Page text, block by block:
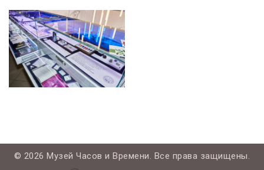
© 2026 Музей Часов и Времени. Все права защищены.